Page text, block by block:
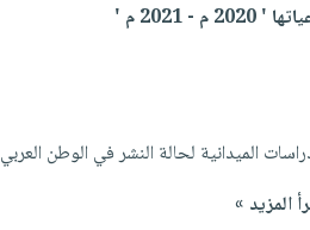
2021 م '
الميدانية لحالة النشر في الوطن
المزيد »